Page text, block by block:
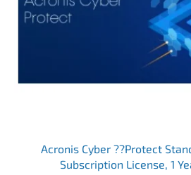
Acronis Cyber ??Protect
Subscription License, 1